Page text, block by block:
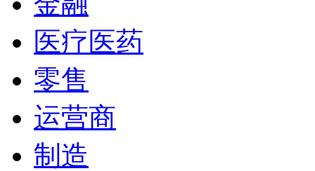
医疗医药
零售
运营商
制造